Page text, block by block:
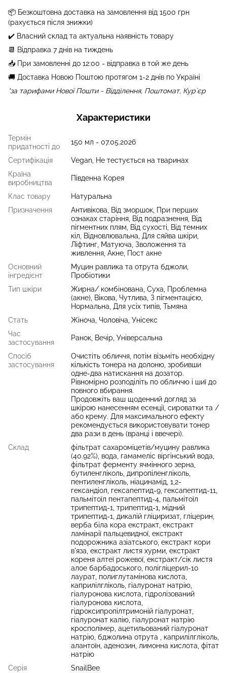
📦 Безкоштовна доставка на замовлення від 1500 грн
(рахується після знижки)
✔️ Власний склад та актуальна наявність товару
📆 Відправка 7 днів на тиждень
📥 При замовленні до 12:00 - відправка в той же день
🚚 Доставка Новою Поштою протягом 1-2 днів по Україні
*за тарифами Нової Пошти - Відділення, Поштомат, Курʼєр
Характеристики
Термін
придатності до
150 мл - 07.05.2026
Сертифікація
Vegan, Не тестується на тваринах
Країна
виробництва
Південна Корея
Клас товару
Натуральна
Призначення
Антивікова, Від зморшок, При перших
ознаках старіння, Від подразнення, Від
пігментних плям, Від сухості, Від темних
кіл, Відновлювальна, Для сяйва шкіри,
Ліфтинг, Матуюча, Зволоження та
живлення, Акне, Пост акне
Основний
інгредієнт
Муцин равлика та отрута бджоли,
Пробіотики
Тип шкіри
Жирна/ комбінована, Суха, Проблемна
(акне), Вікова, Чутлива, З пігментацією,
Нормальна, Для усіх типів, Тьмяна
Стать
Жіноча, Чоловіча, Унісекс
Час
застосування
Ранок, Вечір, Універсальна
Спосіб
застосування
Очистіть обличчя, потім візьміть необхідну
кількість тонера на долоню, зробивши
одне-два натискання на дозатор.
Рівномірно розподіліть по обличчю і шиї до
повного вбирання.
Продовжіть ваш щоденний догляд за
шкірою нанесенням есенції, сироватки та /
або крему. Для максимального ефекту
рекомендується використовувати тонер
два рази в день (вранці і ввечері).
Склад
фільтрат сахароміцетів/муцину равлика
(40.92%), вода, гамамеліс віргінський вода,
фільтрат ферменту ячмінного зерна,
бутиленгліколь, дипропіленгліколь,
пентиленгліколь, ніацинамід, 1,2-
гександіол, гексапептид-9, гексапептид-11,
пальмітоїл пентапептид-4, пальмітоїл
трипептид-1, трипептид-1, мідний
трипептид-1, дикалій гліциризат, гліцерин,
верба біла кора екстракт, екстракт
ламінарії пальцевидної, екстракт
подорожника азіатського, екстракт кори
в'яза, екстракт листя хурми, екстракт
кореня алтеї рожевої, екстракт/сік листя
алое барбадоського, полігліцерил-10
лаурат, полиглутамінова кислота,
каприлілгліколь, гіалуронат натрію,
гіалуронова кислота, гідролізований
гіалуронова кислота,
гідроксипропілтримоній гіалуронат,
гіалуронат калію, гіалуронат натрію
кросполімер, ацетильований гіалуронат
натрію, бджолина отрута , каприлілгліколь,
алантоїн, аденозин, лимонна кислота, фітат
натрію
Серія
SnailBee